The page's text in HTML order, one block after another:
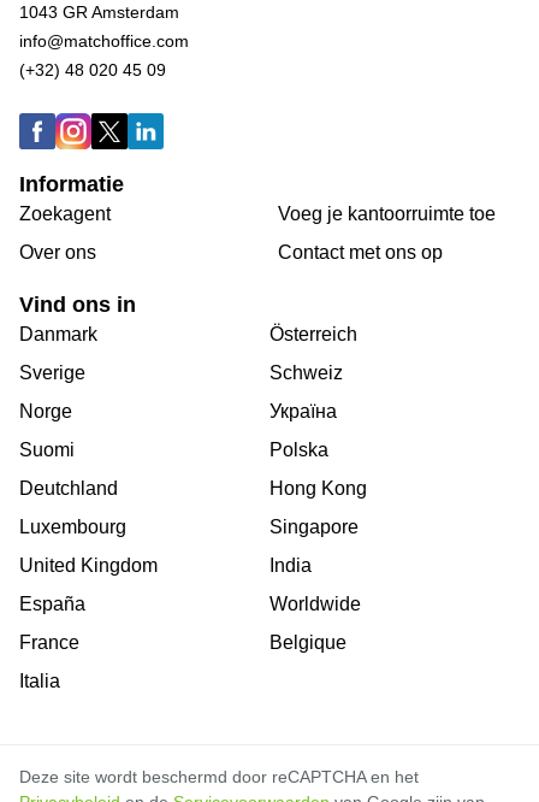
1043 GR Amsterdam
info@matchoffice.com
(+32) 48 020 45 09
Informatie
Zoekagent
Over ons
Voeg je kantoorruimte toe
Сontact met ons op
Vind ons in
Danmark
Sverige
Norge
Suomi
Deutchland
Luxembourg
United Kingdom
España
France
Italia
Österreich
Schweiz
Україна
Polska
Hong Kong
Singapore
India
Worldwide
Belgique
Deze site wordt beschermd door reCAPTCHA en het